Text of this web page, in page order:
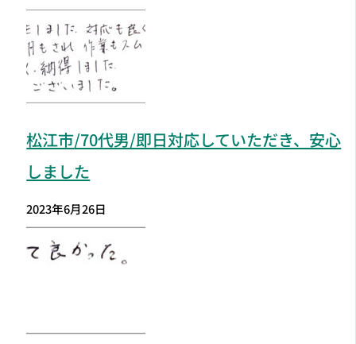
松江市/70代男/即日対応していただき、安心
しました
2023年6月26日